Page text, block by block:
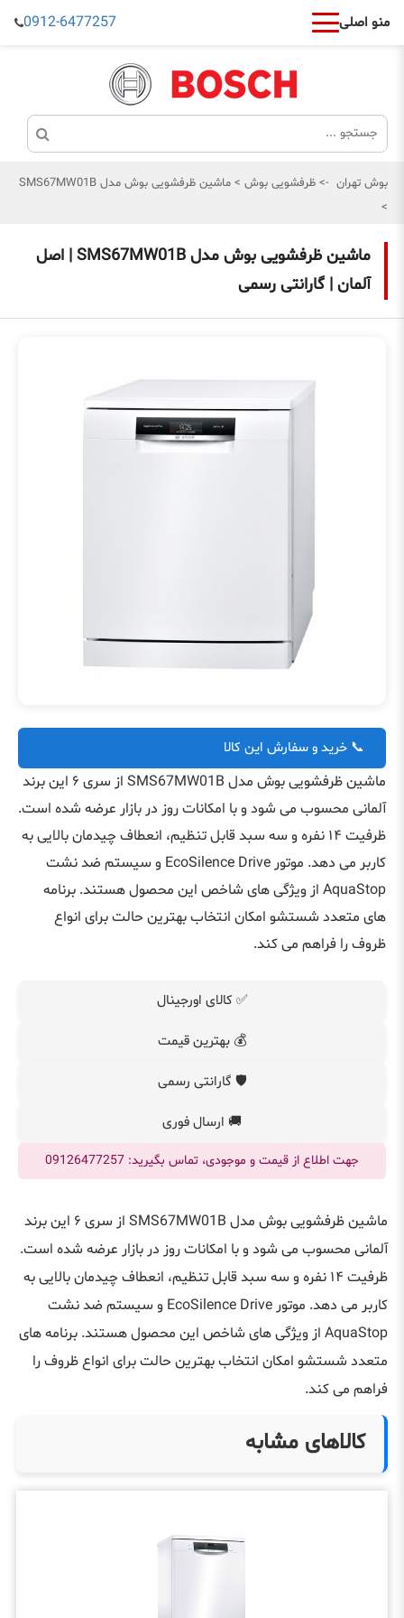
منو اصلی 0912-6477257
بوش تهران -> ظرفشویی بوش > ماشین ظرفشویی بوش مدل SMS67MW01B
>
ماشین ظرفشویی بوش مدل SMS67MW01B | اصل
آلمان | گارانتی رسمی
📞 خرید و سفارش این کالا
ماشین ظرفشویی بوش مدل SMS67MW01B از سری ۶ این برند
آلمانی محسوب می شود و با امکانات روز در بازار عرضه شده است.
ظرفیت ۱۴ نفره و سه سبد قابل تنظیم، انعطاف چیدمان بالایی به
کاربر می دهد. موتور EcoSilence Drive و سیستم ضد نشت
AquaStop از ویژگی های شاخص این محصول هستند. برنامه
های متعدد شستشو امکان انتخاب بهترین حالت برای انواع
ظروف را فراهم می کند.
✅ کالای اورجینال
💰 بهترین قیمت
🛡️ گارانتی رسمی
🚚 ارسال فوری
جهت اطلاع از قیمت و موجودی، تماس بگیرید: 09126477257
ماشین ظرفشویی بوش مدل SMS67MW01B از سری ۶ این برند
آلمانی محسوب می شود و با امکانات روز در بازار عرضه شده است.
ظرفیت ۱۴ نفره و سه سبد قابل تنظیم، انعطاف چیدمان بالایی به
کاربر می دهد. موتور EcoSilence Drive و سیستم ضد نشت
AquaStop از ویژگی های شاخص این محصول هستند. برنامه های
متعدد شستشو امکان انتخاب بهترین حالت برای انواع ظروف را
فراهم می کند.
کالاهای مشابه